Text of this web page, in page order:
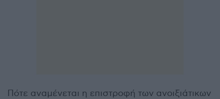
Πότε αναμένεται η επιστροφή των ανοιξιάτικων